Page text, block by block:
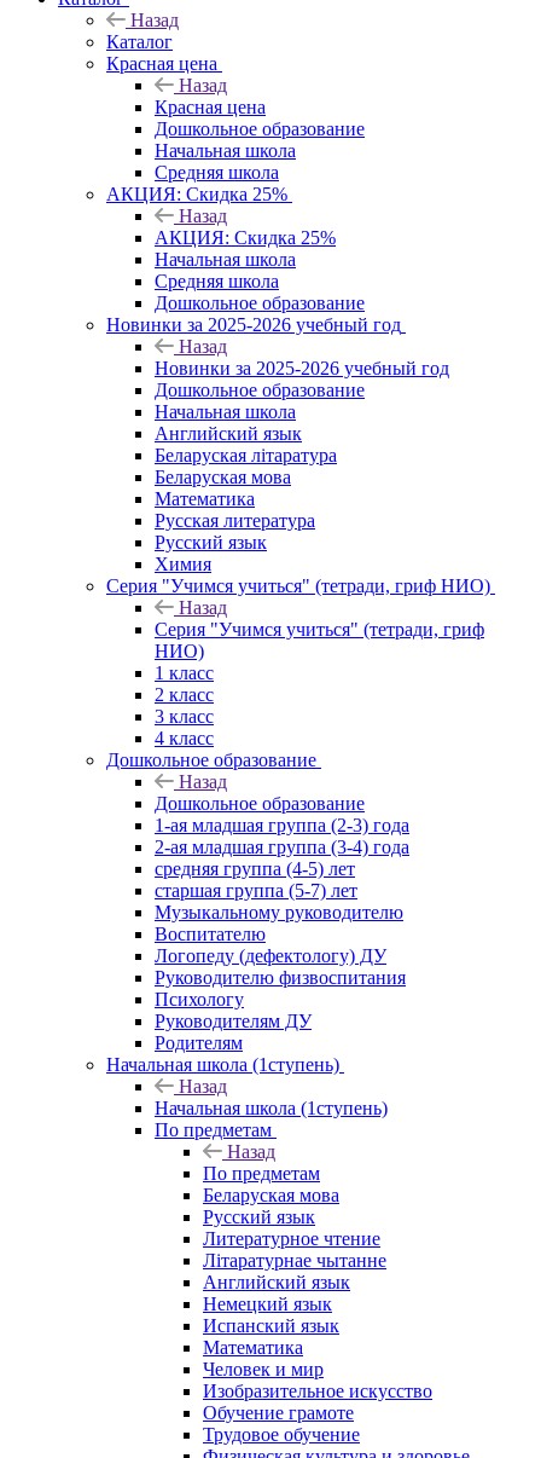
Назад
Каталог
Красная цена
Назад
Красная цена
Дошкольное образование
Начальная школа
Средняя школа
АКЦИЯ: Скидка 25%
Назад
АКЦИЯ: Скидка 25%
Начальная школа
Средняя школа
Дошкольное образование
Новинки за 2025-2026 учебный год
Назад
Новинки за 2025-2026 учебный год
Дошкольное образование
Начальная школа
Английский язык
Беларуская літаратура
Беларуская мова
Математика
Русская литература
Русский язык
Химия
Серия "Учимся учиться" (тетради, гриф НИО)
Назад
Серия "Учимся учиться" (тетради, гриф
НИО)
1 класс
2 класс
3 класс
4 класс
Дошкольное образование
Назад
Дошкольное образование
1-ая младшая группа (2-3) года
2-ая младшая группа (3-4) года
средняя группа (4-5) лет
старшая группа (5-7) лет
Музыкальному руководителю
Воспитателю
Логопеду (дефектологу) ДУ
Руководителю физвоспитания
Психологу
Руководителям ДУ
Родителям
Начальная школа (1ступень)
Назад
Начальная школа (1ступень)
По предметам
Назад
По предметам
Беларуская мова
Русский язык
Литературное чтение
Літаратурнае чытанне
Английский язык
Немецкий язык
Испанский язык
Математика
Человек и мир
Изобразительное искусство
Обучение грамоте
Трудовое обучение